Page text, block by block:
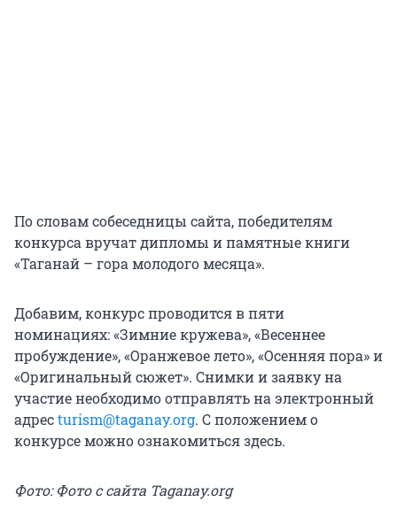
По словам собеседницы сайта, победителям
конкурса вручат дипломы и памятные книги
«Таганай – гора молодого месяца».
Добавим, конкурс проводится в пяти
номинациях: «Зимние кружева», «Весеннее
пробуждение», «Оранжевое лето», «Осенняя пора» и
«Оригинальный сюжет». Снимки и заявку на
участие необходимо отправлять на электронный
адресturism@taganay.org. С положением о
конкурсе можно ознакомиться здесь.
Фото: Фото с сайта Taganay.org